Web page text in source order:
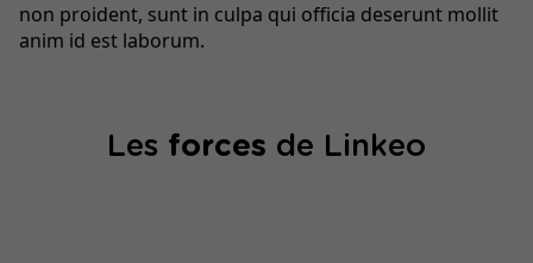
non proident, sunt in culpa qui officia deserunt mollit
anim id est laborum.
Les forces de Linkeo